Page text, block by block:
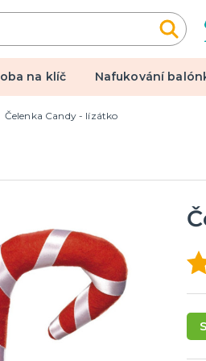
na klíč Nafukování
a hororová párty
líčidla a efekty
kontaktní čočky
škrabošky
Čelenka Candy - lízátko